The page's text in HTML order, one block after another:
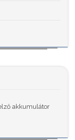
akkumulátor